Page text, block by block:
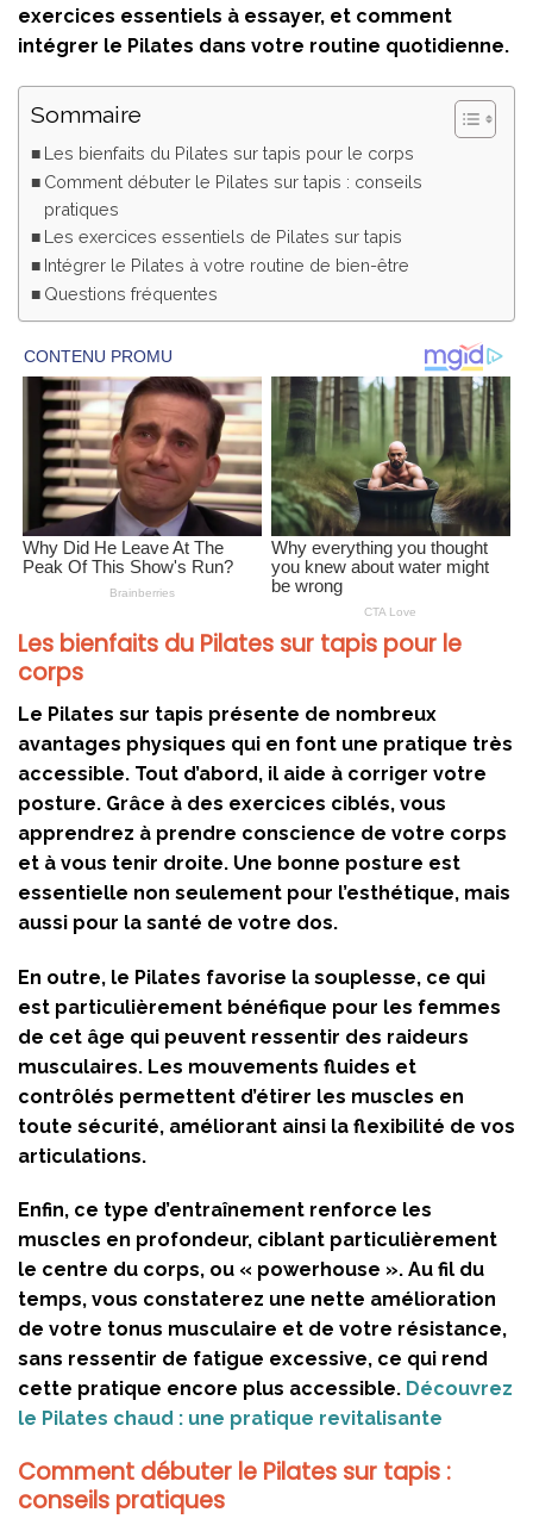
exercices essentiels à essayer, et comment
intégrer le Pilates dans votre routine quotidienne.
Sommaire
Les bienfaits du Pilates sur tapis pour le corps
Comment débuter le Pilates sur tapis : conseils
pratiques
Les exercices essentiels de Pilates sur tapis
Intégrer le Pilates à votre routine de bien-être
Questions fréquentes
Les bienfaits du Pilates sur tapis pour le
corps
Le Pilates sur tapis présente de nombreux
avantages physiques qui en font une pratique très
accessible. Tout d’abord, il aide à corriger votre
posture. Grâce à des exercices ciblés, vous
apprendrez à prendre conscience de votre corps
et à vous tenir droite. Une bonne posture est
essentielle non seulement pour l’esthétique, mais
aussi pour la santé de votre dos.
En outre, le Pilates favorise la souplesse, ce qui
est particulièrement bénéfique pour les femmes
de cet âge qui peuvent ressentir des raideurs
musculaires. Les mouvements fluides et
contrôlés permettent d’étirer les muscles en
toute sécurité, améliorant ainsi la flexibilité de vos
articulations.
Enfin, ce type d’entraînement renforce les
muscles en profondeur, ciblant particulièrement
le centre du corps, ou « powerhouse ». Au fil du
temps, vous constaterez une nette amélioration
de votre tonus musculaire et de votre résistance,
sans ressentir de fatigue excessive, ce qui rend
cette pratique encore plus accessible. Découvrez
le Pilates chaud : une pratique revitalisante
Comment débuter le Pilates sur tapis :
conseils pratiques